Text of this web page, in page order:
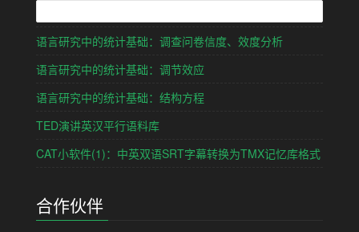
语言研究中的统计基础：调查问卷信度、效度分析
语言研究中的统计基础：调节效应
语言研究中的统计基础：结构方程
TED演讲英汉平行语料库
CAT小软件(1)：中英双语SRT字幕转换为TMX记忆库格式
合作伙伴